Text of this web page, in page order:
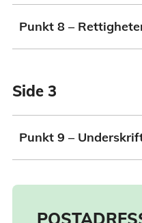
Punkt 8 –
Side 3
Punkt 9 –